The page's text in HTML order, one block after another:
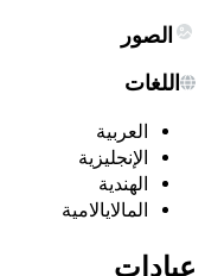
الصور
اللغات
العربية
الإنجليزية
الهندية
المالايالامية
عيادات